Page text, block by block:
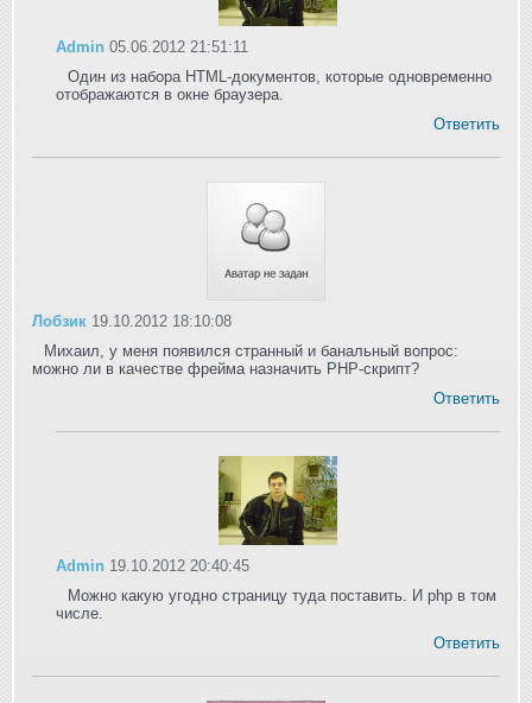
Admin 05.06.2012 21:51:11
Один из набора HTML-документов, которые одновременно
отображаются в окне браузера.
Ответить
Лобзик 19.10.2012 18:10:08
Михаил, у меня появился странный и банальный вопрос:
можно ли в качестве фрейма назначить PHP-скрипт?
Ответить
Admin 19.10.2012 20:40:45
Можно какую угодно страницу туда поставить. И php в том
числе.
Ответить